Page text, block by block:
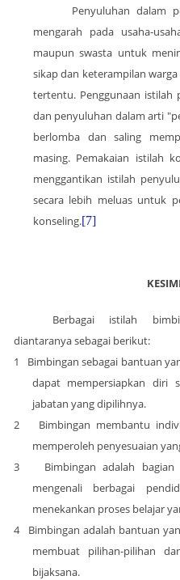
Penyuluhan dalam
mengarah pada usaha-
maupun swasta untuk
sikap dan keterampilan
tertentu. Penggunaan istilah
dan penyuluhan dalam arti
berlomba dan saling
masing. Pemakaian istilah
menggantikan istilah
secara lebih meluas untuk
konseling.[7]
Berbagai istilah
diantaranya sebagai berikut:
1
Bimbingan sebagai bantuan
dapat mempersiapkan diri
jabatan yang dipilihnya.
2
Bimbingan membantu
memperoleh penyesuaian
3
Bimbingan adalah
mengenali berbagai
menekankan proses belajar
4
Bimbingan adalah bantuan
membuat pilihan-pilihan
bijaksana.